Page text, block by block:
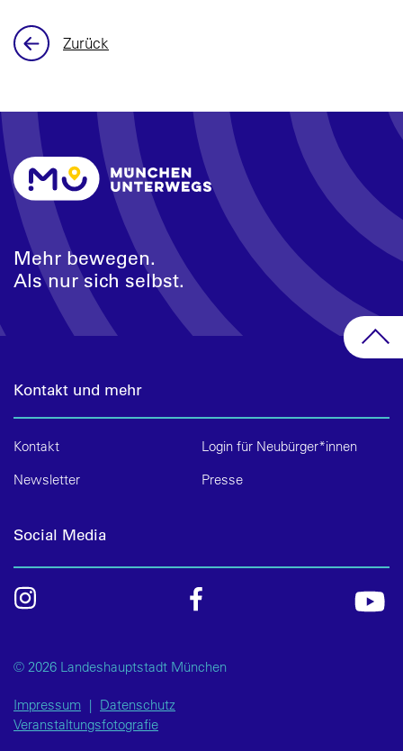
Zurück
Mehr bewegen.
Als nur sich selbst.
Kontakt und mehr
Kontakt
Login für Neubürger*innen
Newsletter
Presse
Social Media
© 2026 Landeshauptstadt München
Impressum | Datenschutz
Veranstaltungsfotografie